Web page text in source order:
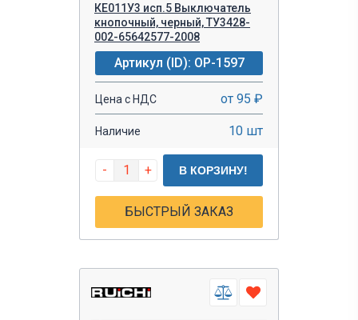
КЕ011У3 исп.5 Выключатель
кнопочный, черный, ТУ3428-
002-65642577-2008
Артикул (ID): OP-1597
Цена с НДС от 95 ₽
Наличие 10 шт
- + В КОРЗИНУ!
БЫСТРЫЙ ЗАКАЗ